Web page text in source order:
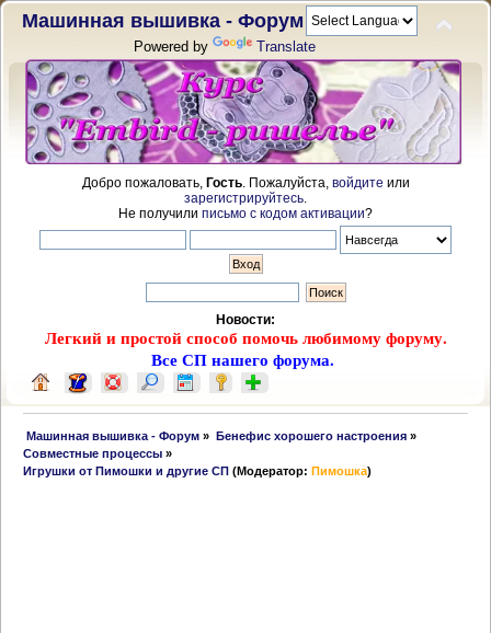
Машинная вышивка - Форум
Powered by Translate
Добро пожаловать, Гость. Пожалуйста, войдите или
зарегистрируйтесь
Не получили письмо с кодом активации?
Новости:
Легкий и простой способ помочь любимому форуму.
Все СП нашего форума.
Машинная вышивка - Форум » Бенефис хорошего настроения»
Совместные процессы »
Игрушки от Пимошки и другие СП (Модератор:Пимошка)